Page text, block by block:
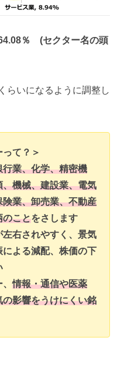
.08％ (セクター名の頭
らいになるように調整し
って？＞
行業、化学、精密機
機械、建設業、電気
業、卸売業、不動産
のことをさします
右されやすく、景気
よる減配、株価の下
、情報・通信や医薬
影響をうけにくい銘